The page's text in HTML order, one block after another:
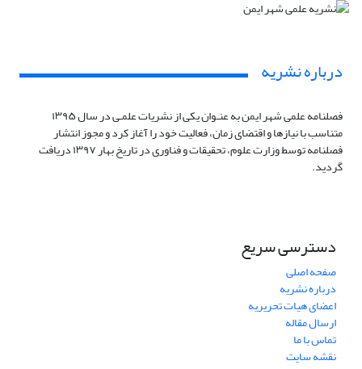
درباره نشریه
فصلنامه علمی شهر ایمن به عنـوان یکی از نشریات علمـی در سال ۱۳۹۵
متناسب با نیازها و اقتضای زمان، فعالیت خود را آغاز کردو مجوز انتشار
فصلنامه توسط وزارت علوم، تحقیقات و فناوری در تاریخ بهار ۱۳۹۷ دریافت
گردید.
دسترسی سریع
صفحه اصلی
درباره نشریه
اعضای هیات تحریریه
ارسال مقاله
تماس با ما
نقشه سایت